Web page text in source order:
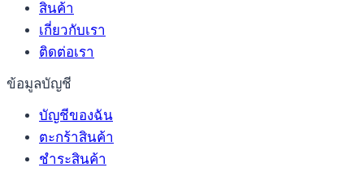
สินค้า
เกี่ยวกับเรา
ติดต่อเรา
ข้อมูลบัญชี
บัญชีของฉัน
ตะกร้าสินค้า
ชำระสินค้า